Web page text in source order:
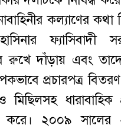
কল্যাণের কথা
ফ্যাসিবাদী
রুখে দাঁড়ায় এবং
প্রচারপত্র
ধারাবাহিক
করে। ২০০৯ সালের